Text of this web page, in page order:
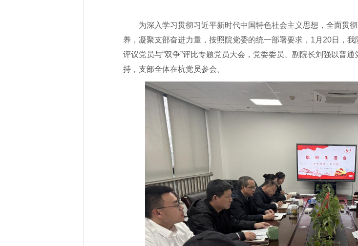
为深入学习贯彻习近平新时代中国特色社会主义思想，全面贯
养，凝聚支部奋进力量，按照院党委的统一部署要求，1月20日，
评议党员与“双争”评比专题党员大会，党委委员、副院长刘强以普
持，支部全体在杭党员参会。